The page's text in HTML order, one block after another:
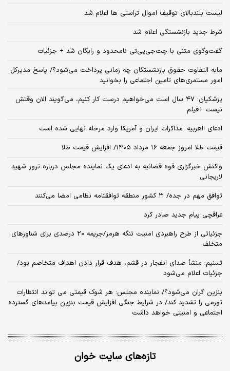
لیست بلندبالای توقیف اموال تراستی ها اعلام شد
شرط جدید بازنشستگی اعلام شد
گفت‌وگوی متنی با چت‌جی‌پی‌تی نامحدود و رایگان شد + جزئیات
مابه التفاوت حقوق بازنشستگان چه زمانی پرداخت می‌شود؟/ پاسخ مدیرکل
امور مستمری‌های تامین اجتماعی را بخوانید
پزشکیان: ۴۷ سال است می‌خواهیم درست کار کنیم، می‌گویند الان وقتش
نیست +فیلم
ادعای العربیه: مذاکرات ایران و آمریکا وارد مرحله نهایی شده است
قیمت طلا امروز جمعه ۱۶ مرداد ۱۴۰۵/ افزایش قیمت طلا
واکنش خبرگزاری قوه قضائیه به ادعای یک نماینده مجلس درباره ترور شهید
لاریجانی
توافق مهم در جده/ ۳ کشور منطقه توافقنامه نظامی امضا می‌کنند
عراقچی پیام جدید صادر کرد
جزئیاتی از طرح راهبردی امنیت تنگه هرمز/جریمه ۲۰ درصدی برای شناورهای
متخلف
تسنیم: منشأ صدای انفجار در قشم، هدف قرار دادن اهداف متخاصم بود/
جزئیات اعلام می‌شود
بنزین گران می‌شود؟/ نماینده مجلس: هر شوک قیمتی می تواند انتظارات
تورمی را تشدید کند/ در شرایط جنگی افزایش قیمت بنزین پیامدهای گسترده
اجتماعی و امنیتی خواهد داشت
تازه‌های سایت خوان